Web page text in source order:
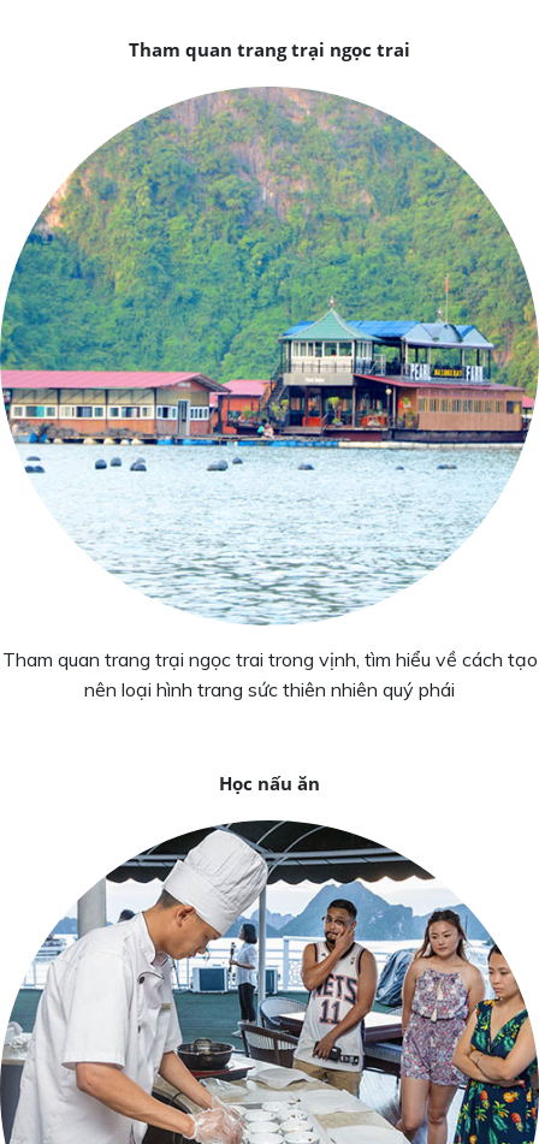
Tham quan trang trại ngọc trai
Tham quan trang trại ngọc trai trong vịnh, tìm hiểu về cách tạo
nên loại hình trang sức thiên nhiên quý phái
Học nấu ăn